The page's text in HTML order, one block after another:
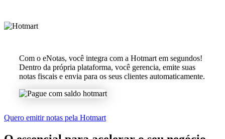
Com o eNotas, você integra com a Hotmart em segundos!
Dentro da própria plataforma, você gerencia, emite suas
notas fiscais e envia para os seus clientes automaticamente.
Quero emitir notas pela Hotmart